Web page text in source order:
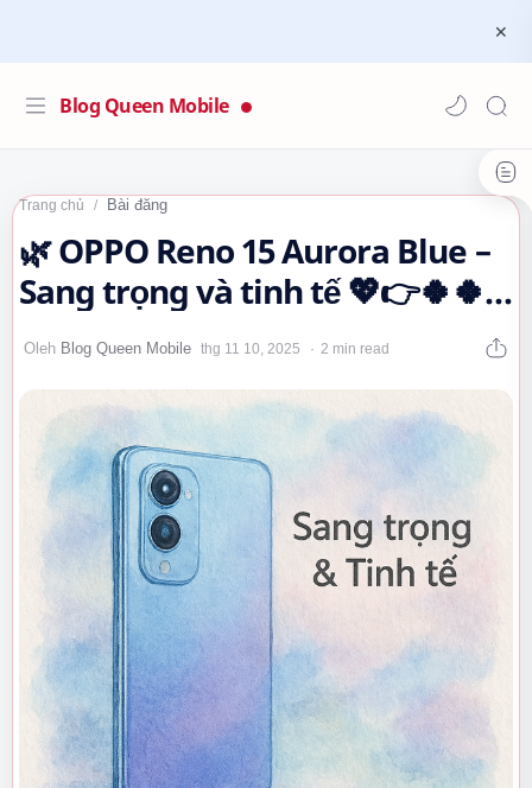
Blog Queen Mobile
Trang chủ Bài đăng
🌿 OPPO Reno 15 Aurora Blue –
Sang trọng và tinh tế 💖👉🍀🍀
😲
2 min read